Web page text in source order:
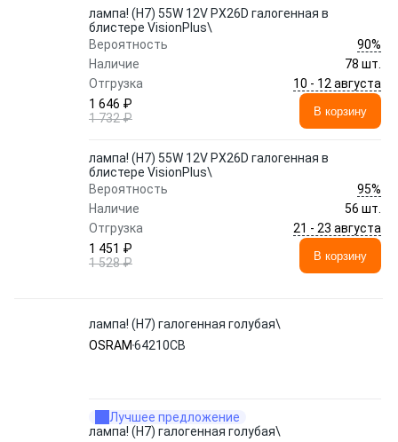
лампа! (H7) 55W 12V PX26D галогенная в
блистере VisionPlus\
Вероятность
90%
Наличие
78 шт.
Отгрузка
10 - 12 августа
1 646 ₽
1 732 ₽
В корзину
лампа! (H7) 55W 12V PX26D галогенная в
блистере VisionPlus\
Вероятность
95%
Наличие
56 шт.
Отгрузка
21 - 23 августа
1 451 ₽
1 528 ₽
В корзину
лампа! (H7) галогенная голубая\
OSRAM 64210CB
Лучшее предложение
лампа! (H7) галогенная голубая\